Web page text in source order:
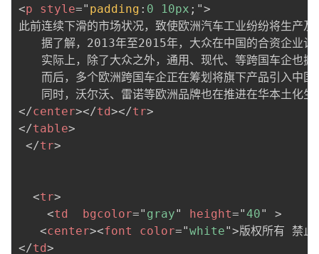
<p style=" padding : 0 10px ; ">
此前连续下滑的市场状况，致使欧洲汽车工业纷纷将生产
据了解，2013年至2015年，大众在中国的合资企业计
实际上，除了大众之外，通用、现代、等跨国车企也掀
而后，多个欧洲跨国车企正在筹划将旗下产品引入中国
同时，沃尔沃、雷诺等欧洲品牌也在推进在华本土化生
</center></td></tr>
</table>
</tr>
<tr>
<td bgcolor=" gray" height="40"
>
<center><font color="white">版权所有 禁止
</td>